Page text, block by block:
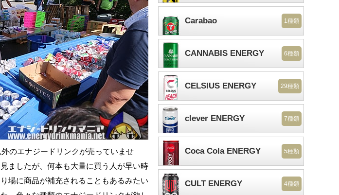
のエナジードリンクが売っていませ
ましたが、何本も大量に買う人が早い時
場に商品が補充されることもあるみたい
Carabao 1種類
CANNABIS ENERGY 6種類
CELSIUS ENERGY 29種類
clever ENERGY 7種類
Coca Cola ENERGY 5種類
CULT ENERGY 4種類